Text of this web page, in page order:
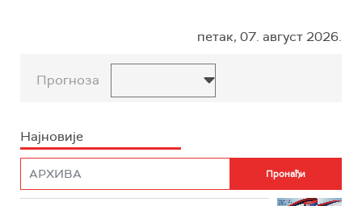
петак, 07. август 2026.
Прогноза
Најновије